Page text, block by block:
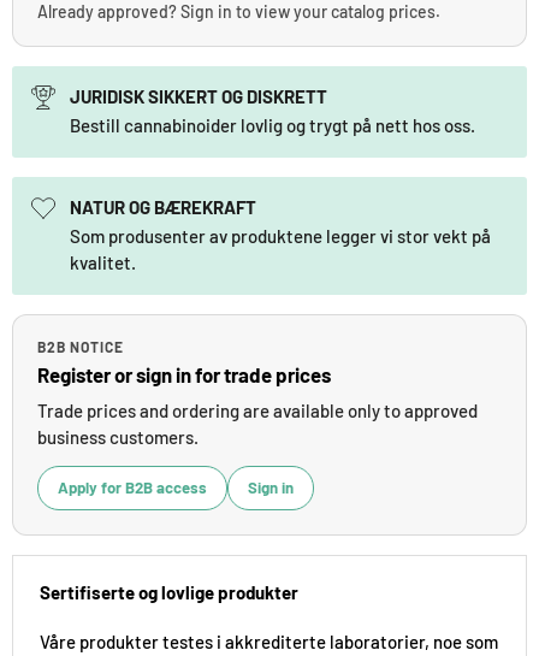
Already approved? Sign in to view your catalog prices.
JURIDISK SIKKERT OG DISKRETT
Bestill cannabinoider lovlig og trygt på nett hos oss.
NATUR OG BÆREKRAFT
Som produsenter av produktene legger vi stor vekt på
kvalitet.
B2B NOTICE
Register or sign in for trade prices
Trade prices and ordering are available only to approved
business customers.
Apply for B2B access Sign in
Sertifiserte og lovlige produkter
Våre produkter testes i akkrediterte laboratorier, noe som